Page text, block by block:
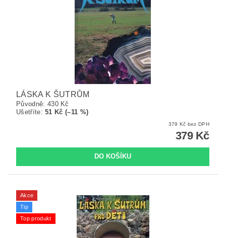
LÁSKA K ŠUTRŮM
Původně: 430 Kč
Ušetříte:51 Kč (–11 %)
379 Kč bez DPH
379 Kč
Akce
Tip
Top produkt